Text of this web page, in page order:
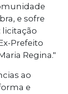
e sofre
licitação
Prefeito
Regina."
ao
e